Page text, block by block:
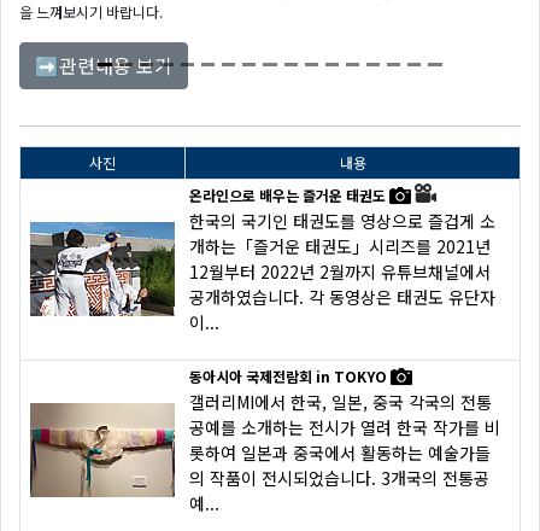
을 느껴보시기 바랍니다.
➡관련내용 보기
사진
내용
온라인으로 배우는 즐거운 태권도
한국의 국기인 태권도를 영상으로 즐겁게 소
개하는「즐거운 태권도」시리즈를 2021년
12월부터 2022년 2월까지 유튜브채널에서
공개하였습니다. 각 동영상은 태권도 유단자
이...
동아시아 국제전람회 in TOKYO
갤러리MI에서 한국, 일본, 중국 각국의 전통
공예를 소개하는 전시가 열려 한국 작가를 비
롯하여 일본과 중국에서 활동하는 예술가들
의 작품이 전시되었습니다. 3개국의 전통공
예...